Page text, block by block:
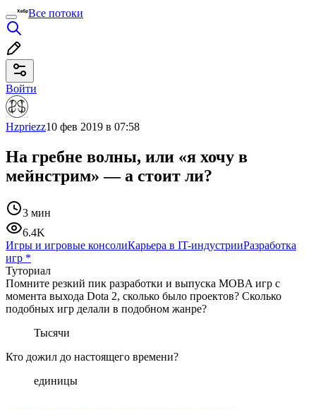
Все потоки
Войти
Hzpriezz10 фев 2019 в 07:58
На гребне волны, или «я хочу в
мейнстрим» — а стоит ли?
3 мин
6.4K
Игры и игровые консолиКарьера в IT-индустрииРазработка
игр *
Туториал
Помните резкий пик разработки и выпуска MOBA игр с
момента выхода Dota 2, сколько было проектов? Сколько
подобных игр делали в подобном жанре?
Тысячи
Кто дожил до настоящего времени?
единицы